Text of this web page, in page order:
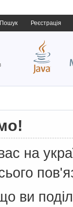
Пошук Реєстрація
на
ви